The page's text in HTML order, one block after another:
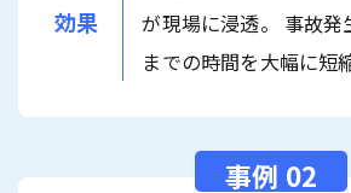
効果
が現場に浸透。 事故
までの時間を大幅に短